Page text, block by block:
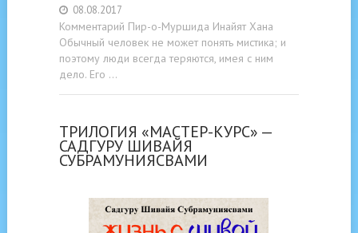
08.08.2017
Комментарий Пир-о-Муршида Инайят Хана
Обычный человек не может понять мистика; и
поэтому люди всегда теряются, имея с ним
дело. Его …
ТРИЛОГИЯ «МАСТЕР-КУРС» —
САДГУРУ ШИВАЙЯ
СУБРАМУНИЯСВАМИ